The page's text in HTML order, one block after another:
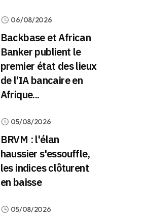
06/08/2026
Backbase et African
Banker publient le
premier état des lieux
de l'IA bancaire en
Afrique...
05/08/2026
BRVM : l'élan
haussier s'essouffle,
les indices clôturent
en baisse
05/08/2026